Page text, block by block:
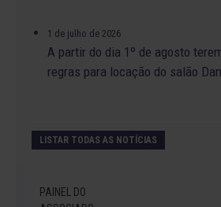
1 de julho de 2026
A partir do dia 1º de agosto
regras para locação do salão
LISTAR TODAS AS NOTÍCIAS
PAINEL DO